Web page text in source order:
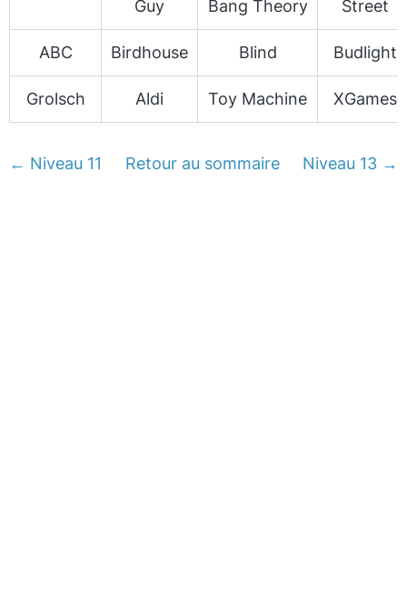
Guy Bang Theory Street
ABC Birdhouse Blind Budlight
Grolsch Aldi Toy Machine XGames
← Niveau 11 Retour au sommaire Niveau 13 →